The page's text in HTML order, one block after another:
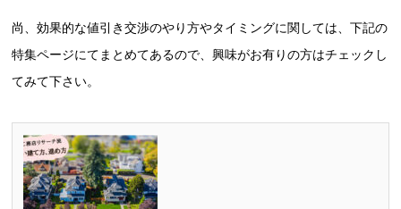
尚、効果的な値引き交渉のやり方やタイミングに関しては、下記の
特集ページにてまとめてあるので、興味がお有りの方はチェックし
てみて下さい。